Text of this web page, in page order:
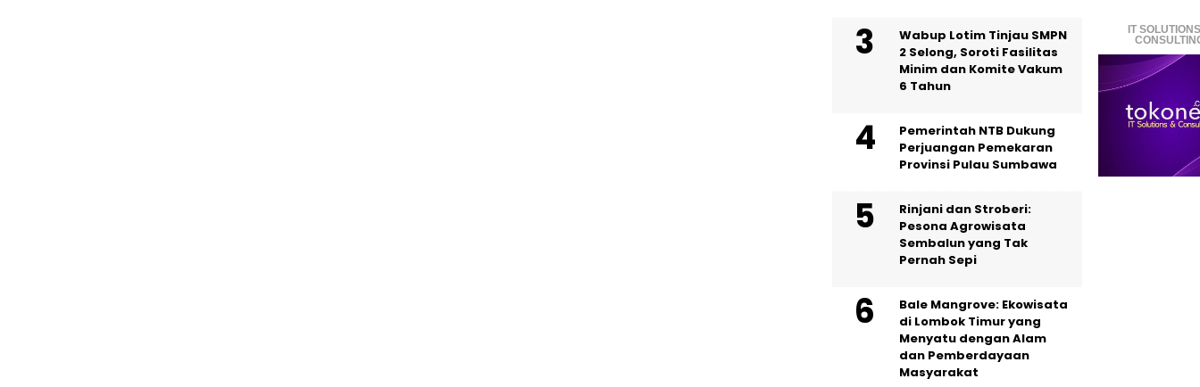
IT
Wabup Lotim Tinjau SMPN
2 Selong, Soroti Fasilitas
Minim dan Komite Vakum
6 Tahun
Pemerintah NTB Dukung
Perjuangan Pemekaran
Provinsi Pulau Sumbawa
Rinjani dan Stroberi:
Pesona Agrowisata
Sembalun yang Tak
Pernah Sepi
Bale Mangrove: Ekowisata
di Lombok Timur yang
Menyatu dengan Alam
dan Pemberdayaan
Masyarakat